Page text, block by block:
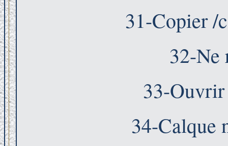
31-Copier /
32-Ne
33-
34-Calque